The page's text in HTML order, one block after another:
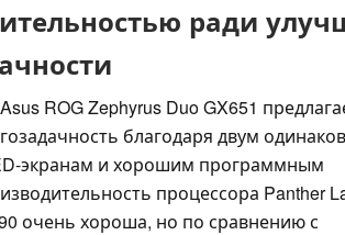
ради
ROG Zephyrus Duo GX651
благодаря двум
экранам и хорошим программным
процессора Panther
очень хороша, но по сравнению с